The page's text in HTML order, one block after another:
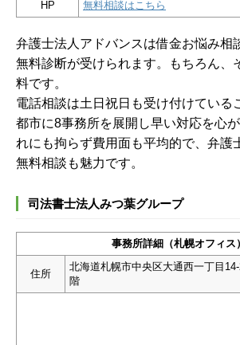
HP
無料相談はこちら
弁護士法人アドバンスは借金お悩み相
無料診断が受けられます。もちろん、
料です。
電話相談は土日祝日も受け付けている
都市に8事務所を展開し早い対応を心
れにも拘らず費用面も平均的で、弁護
無料相談も魅力です。
司法書士法人みつ葉グループ
事務所詳細（札幌オフィス）
住所
北海道札幌市中央区大通西一丁目
階